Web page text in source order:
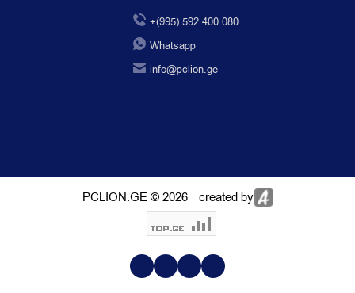
+(995) 592 400 080
Whatsapp
info@pclion.ge
PCLION.GE © 2026 created by